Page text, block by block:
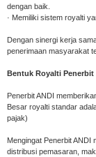
dengan baik.
· Memiliki sistem royalti
Dengan sinergi kerja
penerimaan masyarakat
Bentuk Royalti Penerbit
Penerbit ANDI
Besar royalti standar
pajak)
Mengingat Penerbit ANDI
distribusi pemasaran,